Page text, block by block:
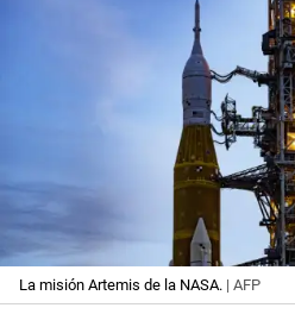
La misión Artemis de la NASA. | AFP